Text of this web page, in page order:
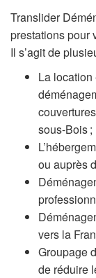
Translider
prestations pour
Il s’agit de
La
sous-Bois ;
ou auprès
vers la
Groupage
de réduire